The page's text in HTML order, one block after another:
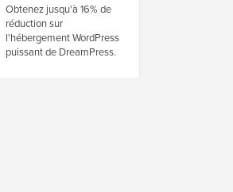
Obtenez jusqu'à 16% de
réduction sur
l'hébergement WordPress
puissant de DreamPress.